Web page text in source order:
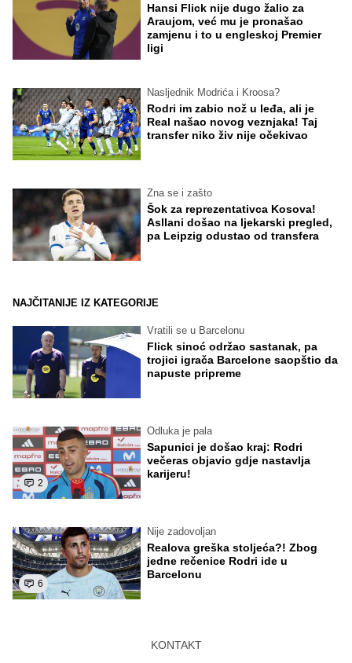
Hansi Flick nije dugo žalio za
Araujom, već mu je pronašao
zamjenu i to u engleskoj Premier
ligi
Nasljednik Modrića i Kroosa?
Rodri im zabio nož u leđa, ali je
Real našao novog veznjaka! Taj
transfer niko živ nije očekivao
Zna se i zašto
Šok za reprezentativca Kosova!
Asllani došao na ljekarski pregled,
pa Leipzig odustao od transfera
NAJČITANIJE IZ KATEGORIJE
Vratili se u Barcelonu
Flick sinoć održao sastanak, pa
trojici igrača Barcelone saopštio da
napuste pripreme
2
Odluka je pala
Sapunici je došao kraj: Rodri
večeras objavio gdje nastavlja
karijeru!
6
Nije zadovoljan
Realova greška stoljeća?! Zbog
jedne rečenice Rodri ide u
Barcelonu
KONTAKT